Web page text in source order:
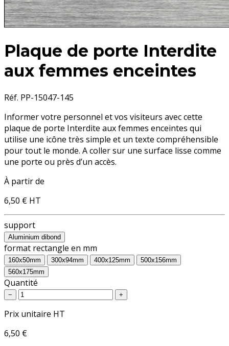
Plaque de porte Interdite
aux femmes enceintes
Réf. PP-15047-145
Informer votre personnel et vos visiteurs avec cette
plaque de porte Interdite aux femmes enceintes qui
utilise une icône très simple et un texte compréhensible
pour tout le monde. A coller sur une surface lisse comme
une porte ou près d’un accès.
À partir de
6,50 € HT
support
Aluminium dibond
format rectangle en mm
160x50mm 300x94mm 400x125mm
500x156mm
560x175mm
Quantité
− +
Prix unitaire HT
6,50 €